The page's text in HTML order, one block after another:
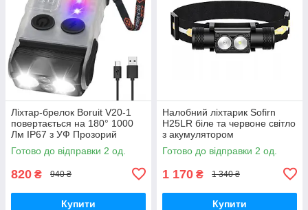
Ліхтар-брелок Boruit V20-1
повертається на 180° 1000
Лм IP67 з УФ Прозорий
Готово до відправки 2 од.
820 ₴ 940 ₴
Купити
Налобний ліхтарик Sofirn
H25LR біле та червоне світло
з акумулятором
Готово до відправки 2 од.
1 170 ₴ 1 340 ₴
Купити